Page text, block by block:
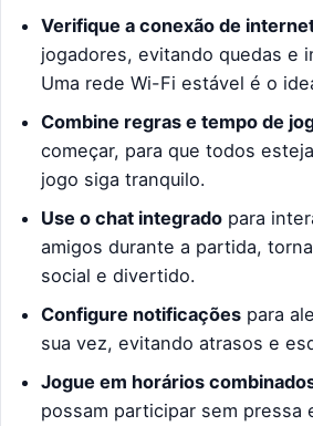
Verifique a conexão de
jogadores, evitando quedas e
Uma rede Wi-Fi estável é o
Combine regras e tempo de
começar, para que todos
jogo siga tranquilo.
Use o chat integrado para
amigos durante a partida,
social e divertido.
Configure notificações para
sua vez, evitando atrasos e
Jogue em horários
possam participar sem pressa